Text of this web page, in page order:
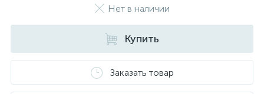
Нет в наличии
Купить
Заказать товар